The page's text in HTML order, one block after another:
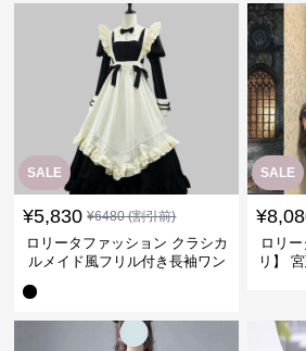
SALE
¥5,830 ¥6480(割引前)
ロリータファッション クラシカ
ルメイド風フリル付き長袖ワン
SALE
¥
ロリ
リ】